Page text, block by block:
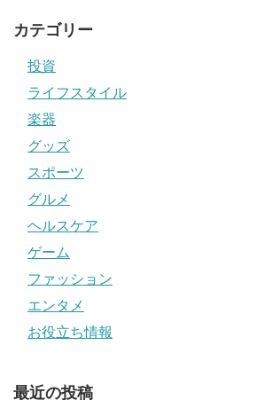
カテゴリー
投資
ライフスタイル
楽器
グッズ
スポーツ
グルメ
ヘルスケア
ゲーム
ファッション
エンタメ
お役立ち情報
最近の投稿